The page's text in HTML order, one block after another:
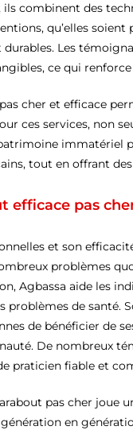
combinent des
qu’elles
Les
ce qui
cher et efficace
ces services, non
immatériel
tout en offrant
efficace pas
et son
problèmes
Agbassa aide les
de santé.
de bénéficier de
De nombreux
praticien fiable et
pas cher
en